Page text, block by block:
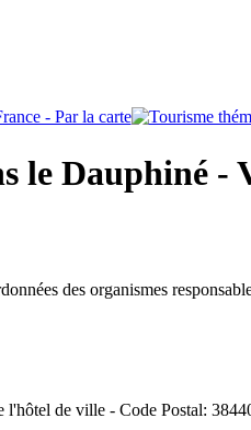
le Dauphiné -
des organismes
l'hôtel de ville - Code Postal: